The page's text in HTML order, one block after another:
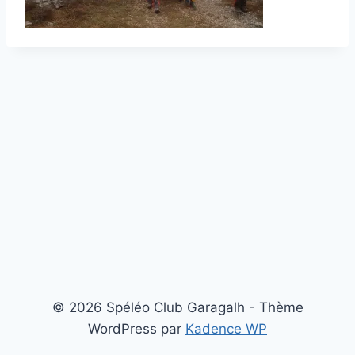
© 2026 Spéléo Club Garagalh - Thème
WordPress par Kadence WP